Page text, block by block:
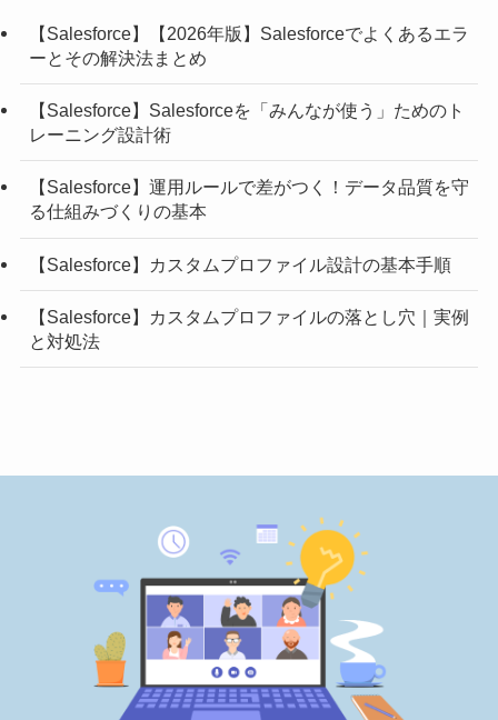
【Salesforce】【2026年版】Salesforceでよくあるエラ
ーとその解決法まとめ
【Salesforce】Salesforceを「みんなが使う」ためのト
レーニング設計術
【Salesforce】運用ルールで差がつく！データ品質を守
る仕組みづくりの基本
【Salesforce】カスタムプロファイル設計の基本手順
【Salesforce】カスタムプロファイルの落とし穴｜実例
と対処法